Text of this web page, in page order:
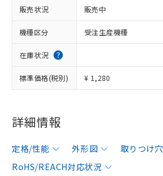
販売状況 販売中
機種区分 受注生産機種
在庫状況
標準価格(税別) ¥ 1,280
詳細情報
定格/性能 外形図 取りつけ
RoHS/REACH対応状況